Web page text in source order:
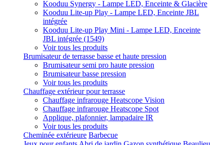
Kooduu Synergy - Lampe LED, Enceinte & Glacière
Kooduu Lite-up Play - Lampe LED, Enceinte JBL
intégrée
Kooduu Lite-up Play Mini - Lampe LED, Enceinte
JBL intégrée (1549)
Voir tous les produits
Brumisateur de terrasse basse et haute pression
Brumisateur semi pro haute pression
Brumisateur basse pression
Voir tous les produits
Chauffage extérieur pour terrasse
Chauffage infrarouge Heatscope Vision
Chauffage infrarouge Heatscope Spot
Applique, plafonnier, lampadaire IR
Voir tous les produits
Cheminée extérieure Barbecue